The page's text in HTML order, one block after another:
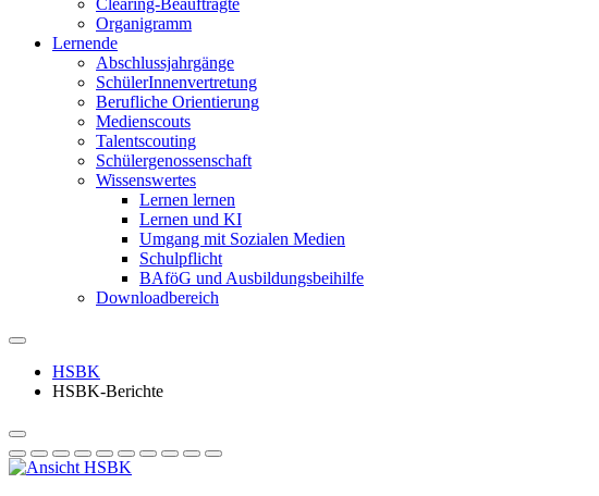
Clearing-Beauftragte
Organigramm
Lernende
Abschlussjahrgänge
SchülerInnenvertretung
Berufliche Orientierung
Medienscouts
Talentscouting
Schüler­genossen­schaft
Wissenswertes
Lernen lernen
Lernen und KI
Umgang mit Sozialen Medien
Schulpflicht
BAföG und Ausbildungsbeihilfe
Downloadbereich
HSBK
HSBK-Berichte